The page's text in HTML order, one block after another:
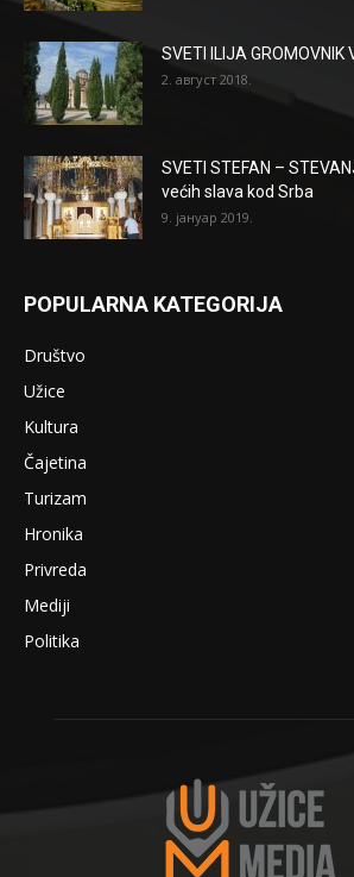
SVETI ILIJA
2. август 2018.
SVETI STEFAN –
većih slava kod Srba
9. јануар 2019.
POPULARNA KATEGORIJA
Društvo
Užice
Kultura
Čajetina
Turizam
Hronika
Privreda
Mediji
Politika